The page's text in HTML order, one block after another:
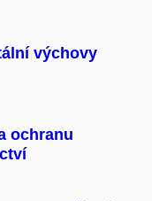
výchovy
ochranu